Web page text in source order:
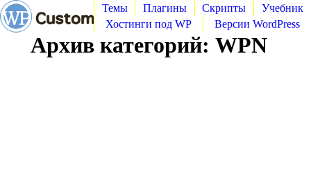
Темы Плагины Скрипты
Учебник
Хостинги под WP
Версии WordPress
Архив категорий: WPN